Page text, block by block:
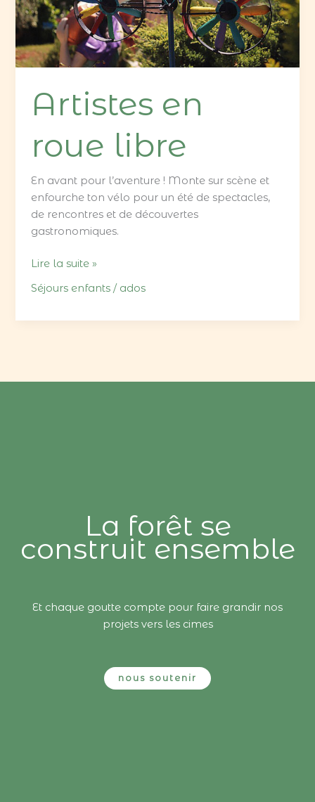
Artistes en
roue libre
En avant pour l’aventure ! Monte sur scène et
enfourche ton vélo pour un été de spectacles,
de rencontres et de découvertes
gastronomiques.
Lire la suite »
Séjours enfants / ados
La forêt se
construit ensemble
Et chaque goutte compte pour faire grandir nos
projets vers les cimes
nous soutenir